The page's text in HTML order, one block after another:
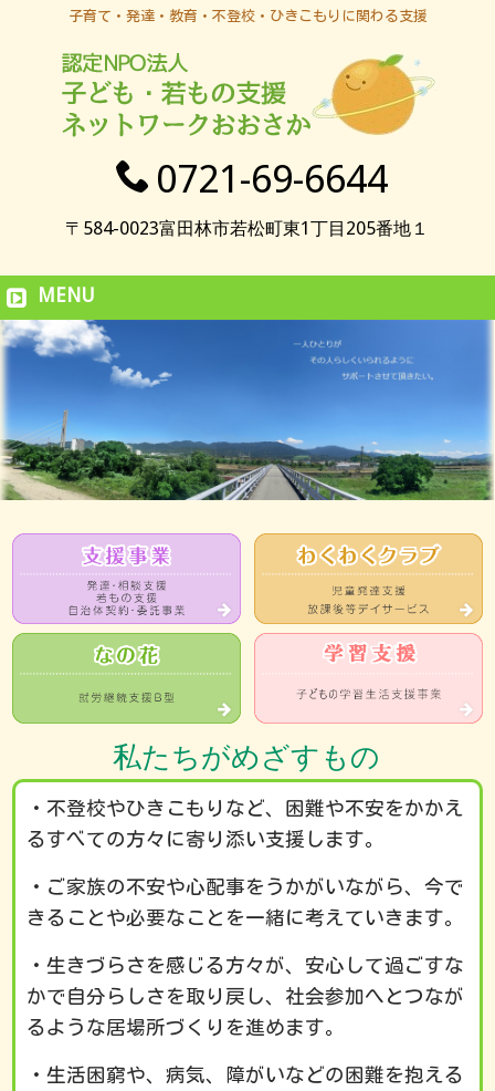
子育て・発達・教育・不登校・ひきこもりに関わる支援
0721-69-6644
〒584-0023富田林市若松町東1丁目205番地１
MENU
私たちがめざすもの
・不登校やひきこもりなど、困難や不安をかかえ
るすべての方々に寄り添い支援します。
・ご家族の不安や心配事をうかがいながら、今で
きることや必要なことを一緒に考えていきます。
・生きづらさを感じる方々が、安心して過ごすな
かで自分らしさを取り戻し、社会参加へとつなが
るような居場所づくりを進めます。
・生活困窮や、病気、障がいなどの困難を抱える